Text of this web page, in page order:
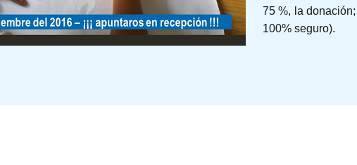
75 %, la
100% seguro).